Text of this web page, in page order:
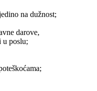
na dužnost;
darove,
u poslu;